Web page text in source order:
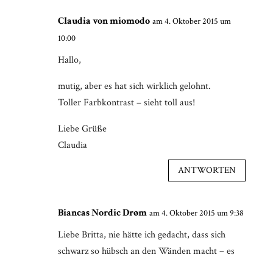
Claudia von miomodo am 4. Oktober 2015 um
10:00
Hallo,
mutig, aber es hat sich wirklich gelohnt.
Toller Farbkontrast – sieht toll aus!
Liebe Grüße
Claudia
ANTWORTEN
Biancas Nordic Drøm am 4. Oktober 2015 um 9:38
Liebe Britta, nie hätte ich gedacht, dass sich
schwarz so hübsch an den Wänden macht – es